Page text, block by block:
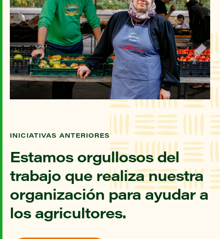
INICIATIVAS ANTERIORES
Estamos orgullosos del
trabajo que realiza nuestra
organización para ayudar a
los agricultores.